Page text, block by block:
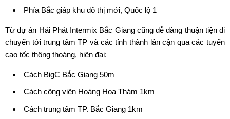
Phía Bắc giáp khu đô thị mới, Quốc lộ 1
Từ dự án Hải Phát Intermix Bắc Giangcũng dễ dàng thuận tiện di
chuyển tới trung tâm TP và các tỉnh thành lân cận qua các tuyến
cao tốc thông thoáng, hiện đại:
Cách BigC Bắc Giang 50m
Cách công viên Hoàng Hoa Thám 1km
Cách trung tâm TP. Bắc Giang 1km